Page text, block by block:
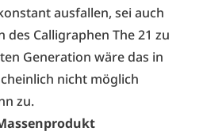
ausfallen, sei auch
Calligraphen The 21 zu
Generation wäre das in
nicht möglich
zu.